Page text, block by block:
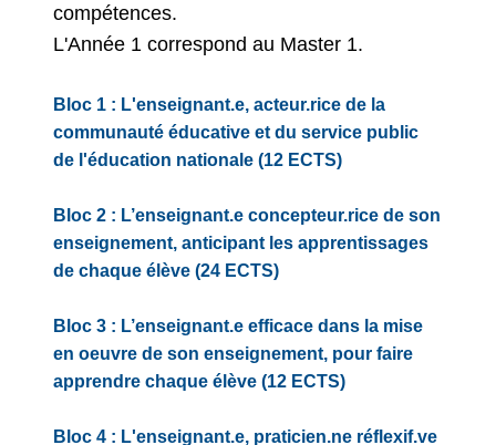
compétences.
L'Année 1 correspond au Master 1.
Bloc 1 : L'enseignant.e, acteur.rice de la
communauté éducative et du service public
de l'éducation nationale (12 ECTS)
Bloc 2 : L’enseignant.e concepteur.rice de son
enseignement, anticipant les apprentissages
de chaque élève (24 ECTS)
Bloc 3 : L’enseignant.e efficace dans la mise
en oeuvre de son enseignement, pour faire
apprendre chaque élève (12 ECTS)
Bloc 4 : L'enseignant.e, praticien.ne réflexif.ve